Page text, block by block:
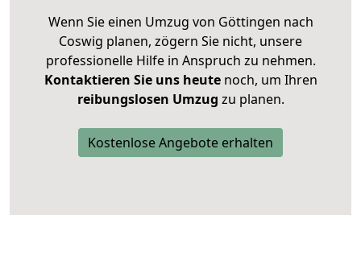
Wenn Sie einen Umzug von Göttingen nach
Coswig planen, zögern Sie nicht, unsere
professionelle Hilfe in Anspruch zu nehmen.
Kontaktieren Sie uns heutenoch, um Ihren
reibungslosen Umzug zu planen.
Kostenlose Angebote erhalten